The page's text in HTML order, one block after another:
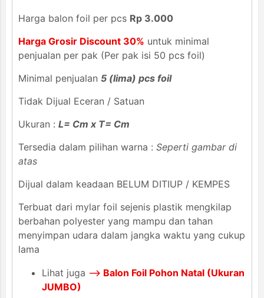
Harga balon foil per pcs Rp 3.000
Harga Grosir Discount 30% untuk minimal
penjualan per pak (Per pak isi 50 pcs foil)
Minimal penjualan 5 (lima) pcs foil
Tidak Dijual Eceran / Satuan
Ukuran : L= Cm x T= Cm
Tersedia dalam pilihan warna : Seperti gambar di
atas
Dijual dalam keadaan BELUM DITIUP / KEMPES
Terbuat dari mylar foil sejenis plastik mengkilap
berbahan polyester yang mampu dan tahan
menyimpan udara dalam jangka waktu yang cukup
lama
Lihat juga --> Balon Foil Pohon Natal (Ukuran
JUMBO)